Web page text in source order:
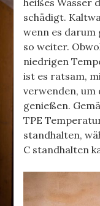
heißes Wasser
schädigt.
wenn es darum
so weiter.
niedrigen
ist es ratsam,
verwenden, um
genießen.
TPE
standhalten,
C standhalten